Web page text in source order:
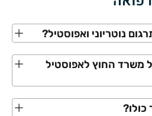
נוטריוני ואפוסטיל?
משרד החוץ לאפוסטיל